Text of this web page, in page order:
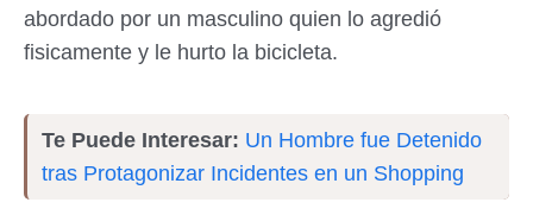
abordado por un masculino quien lo agredió
fisicamente y le hurto la bicicleta.
Te Puede Interesar: Un Hombre fue Detenido
tras Protagonizar Incidentes en un Shopping